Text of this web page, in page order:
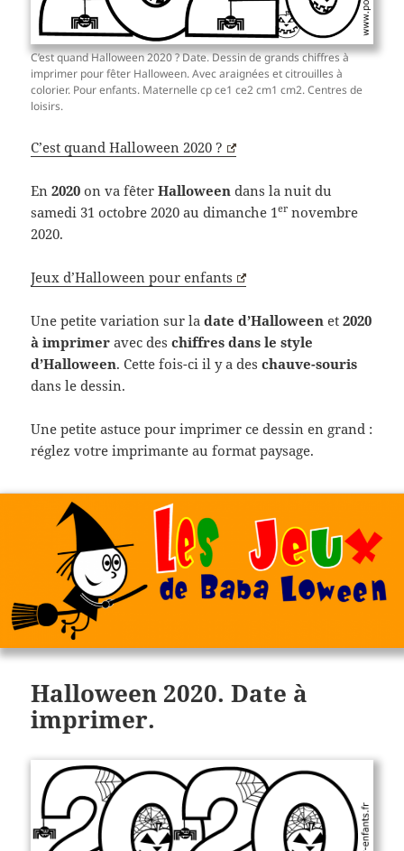
C’est quand Halloween 2020 ? Date. Dessin de grands chiffres à
imprimer pour fêter Halloween. Avec araignées et citrouilles à
colorier. Pour enfants. Maternelle cp ce1 ce2 cm1 cm2. Centres de
loisirs.
C’est quand Halloween 2020 ?
En2020 on va fêterHalloween dans la nuit du
samedi 31 octobre 2020 au dimanche 1er novembre
2020.
Jeux d’Halloween pour enfants
Une petite variation sur ladate d’Halloween et2020
à imprimer avec deschiffres dans le style
d’Halloween. Cette fois-ci il y a deschauve-souris
dans le dessin.
Une petite astuce pour imprimer ce dessin en grand :
réglez votre imprimante au format paysage.
Halloween 2020. Date à
imprimer.